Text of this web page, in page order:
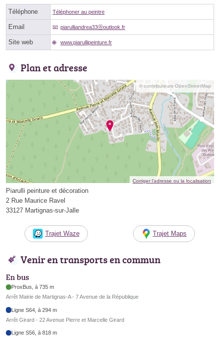
Téléphone Téléphoner au peintre
Email piarulliandrea33ⓐoutlook.fr
Site web www.piarullipeinture.fr
Plan et adresse
© contributeurs OpenStreetMap
Corriger l’adresse ou la localisation
Piarulli peinture et décoration
2 Rue Maurice Ravel
33127 Martignas-sur-Jalle
Trajet Waze Trajet Maps
Venir en transports en commun
En bus
ProxBus, à 735 m
Arrêt Mairie de Martignas-A - 7 Avenue de la République
Ligne S64, à 294 m
Arrêt Girard - 22 Avenue Pierre et Marcelle Girard
Ligne S56, à 818 m